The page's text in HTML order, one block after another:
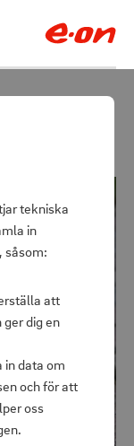
tekniska
in
såsom:
att
dig en
in data om
och för att
oss